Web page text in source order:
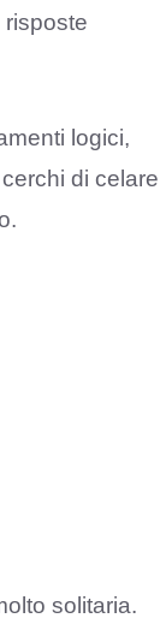
logici,
di celare
solitaria.